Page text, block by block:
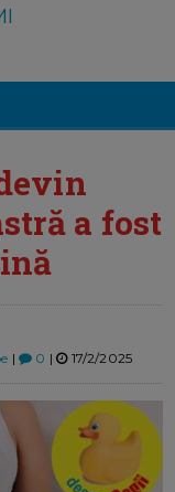
a fost
| 0 | 17/2/2025